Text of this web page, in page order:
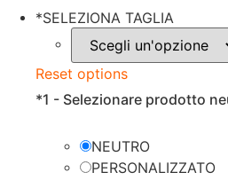
originale
era:
€39.02.
attuale
è:
€29.29.
*SELEZIONA TAGLIA
Reset options
*1 - Selezionare prodotto
NEUTRO
PERSONALIZZATO